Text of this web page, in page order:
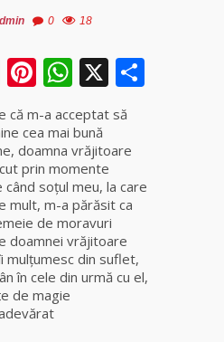
singura
fiică a
Celebra
vindecătoare
de farmece și
Sandra
0 18
EmailPinterest
WhatsApp
X
că m-a acceptat să
cea mai bună
doamna vrăjitoare
prin momente
soţul meu, la care
mult, m-a părăsit ca
de moravuri
doamnei vrăjitoare
mulţumesc din suflet,
în cele din urmă cu el,
de magie